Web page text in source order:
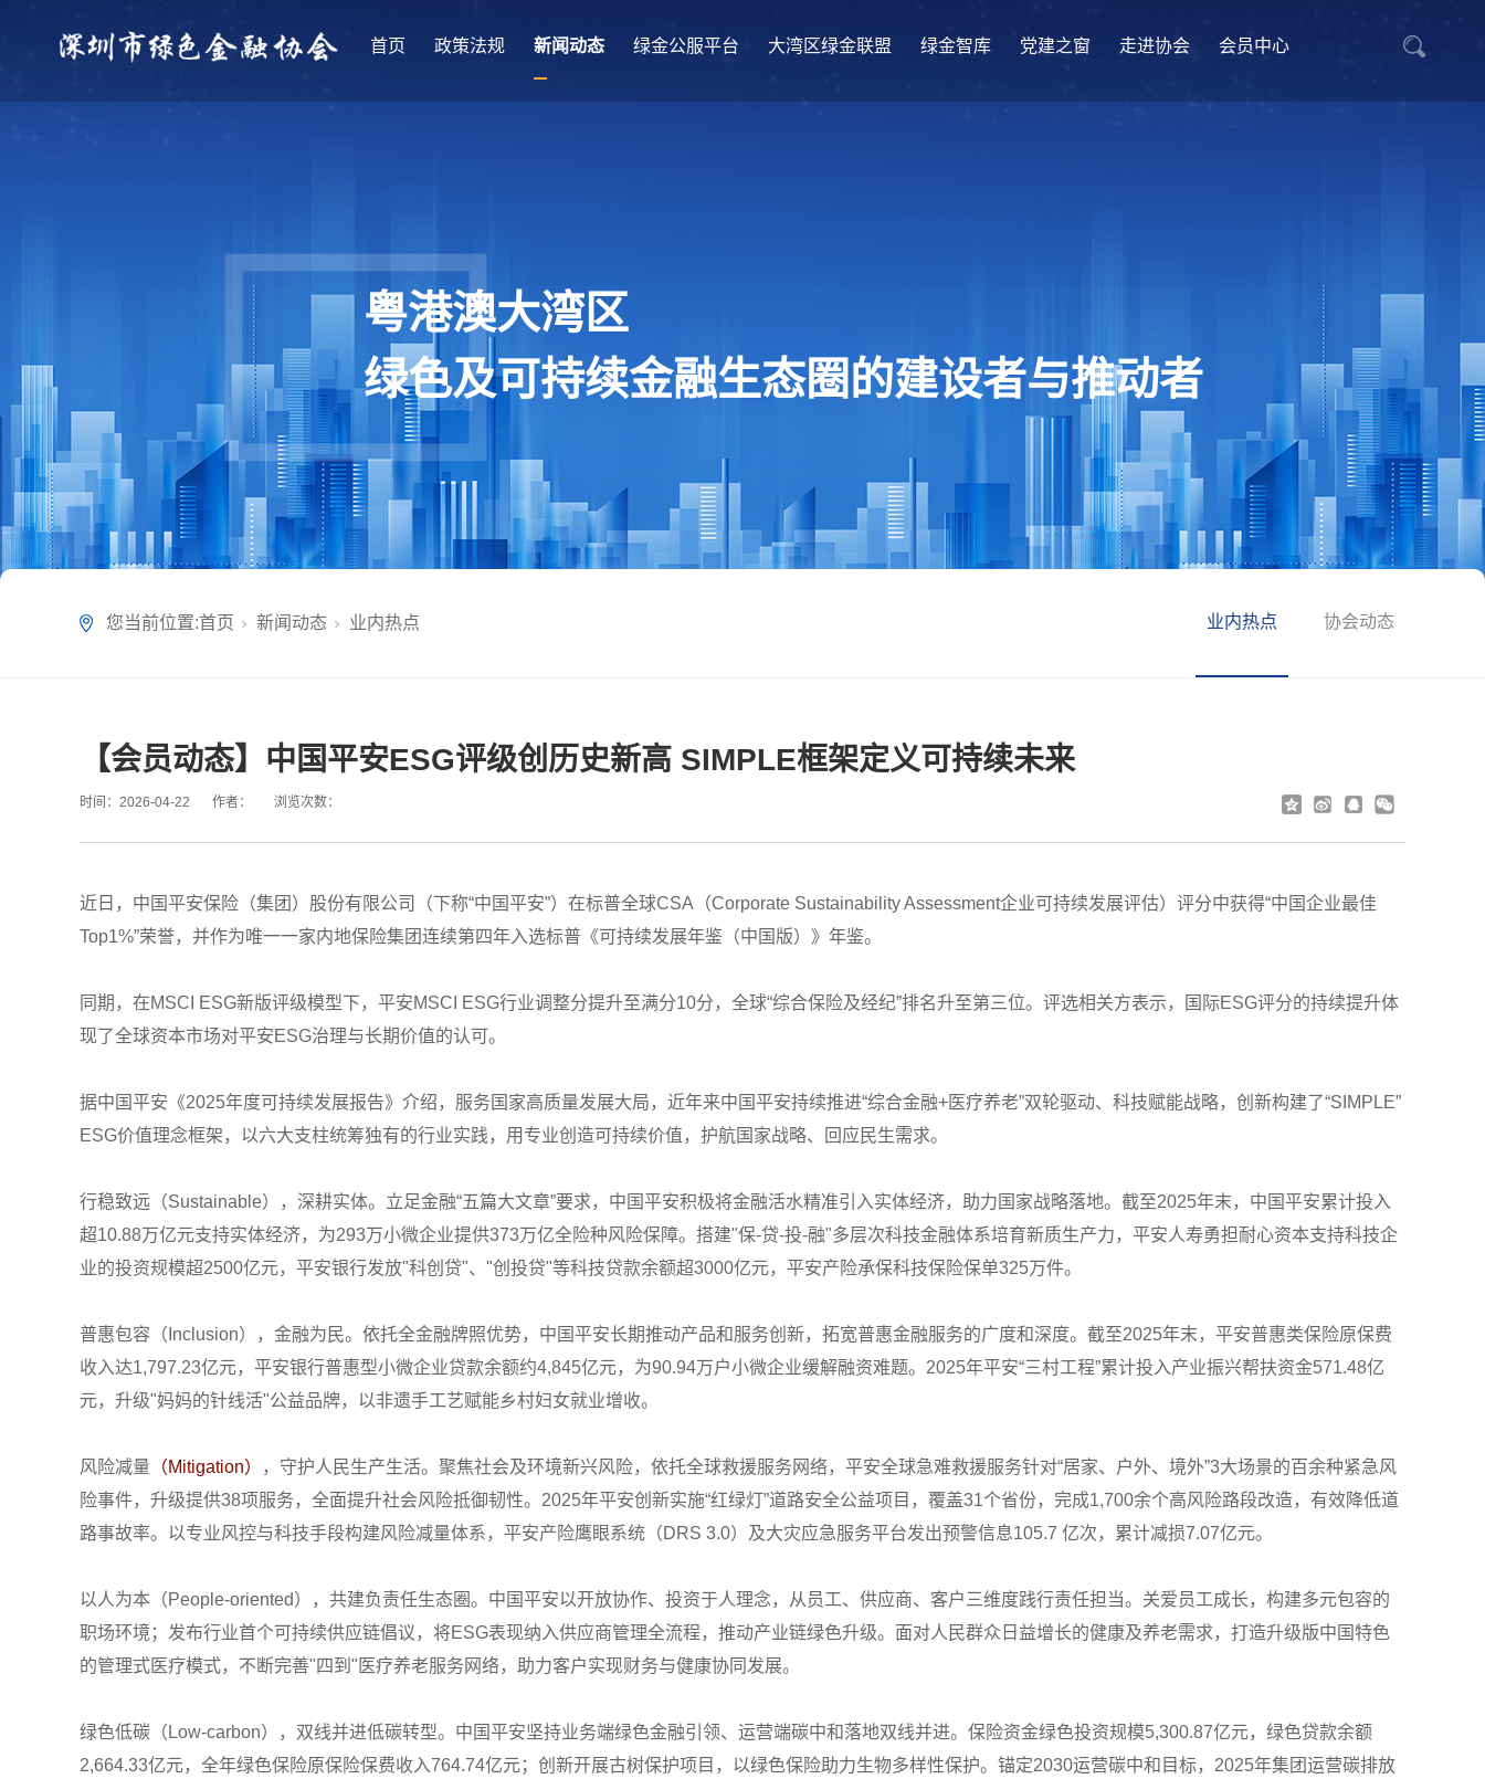
首页 政策法规 新闻动态 绿金公服平台 大湾区绿金联盟 绿金智库 党建之窗 走进协会 会员中心
粤港澳大湾区
绿色及可持续金融生态圈的建设者与推动者
您当前位置:首页 新闻动态 业内热点 业内热点 协会动态
【会员动态】中国平安ESG评级创历史新高 SIMPLE框架定义可持续未来
时间： 2026-04-22 作者： 浏览次数：
近日，中国平安保险（集团）股份有限公司（下称“中国平安”）在标普全球CSA（Corporate Sustainability Assessment企业可持续发展评估）评分中获得“中国企业最佳
Top1%”荣誉，并作为唯一一家内地保险集团连续第四年入选标普《可持续发展年鉴（中国版）》年鉴。
同期，在MSCI ESG新版评级模型下，平安MSCI ESG行业调整分提升至满分10分，全球“综合保险及经纪”排名升至第三位。评选相关方表示，国际ESG评分的持续提升体
现了全球资本市场对平安ESG治理与长期价值的认可。
据中国平安《2025年度可持续发展报告》介绍，服务国家高质量发展大局，近年来中国平安持续推进“综合金融+医疗养老”双轮驱动、科技赋能战略，创新构建了“SIMPLE”
ESG价值理念框架，以六大支柱统筹独有的行业实践，用专业创造可持续价值，护航国家战略、回应民生需求。
行稳致远（Sustainable），深耕实体。立足金融“五篇大文章”要求，中国平安积极将金融活水精准引入实体经济，助力国家战略落地。截至2025年末，中国平安累计投入
超10.88万亿元支持实体经济，为293万小微企业提供373万亿全险种风险保障。搭建"保-贷-投-融"多层次科技金融体系培育新质生产力，平安人寿勇担耐心资本支持科技企
业的投资规模超2500亿元，平安银行发放"科创贷"、"创投贷"等科技贷款余额超3000亿元，平安产险承保科技保险保单325万件。
普惠包容（Inclusion），金融为民。依托全金融牌照优势，中国平安长期推动产品和服务创新，拓宽普惠金融服务的广度和深度。截至2025年末，平安普惠类保险原保费
收入达1,797.23亿元，平安银行普惠型小微企业贷款余额约4,845亿元，为90.94万户小微企业缓解融资难题。2025年平安“三村工程”累计投入产业振兴帮扶资金571.48亿
元，升级"妈妈的针线活"公益品牌，以非遗手工艺赋能乡村妇女就业增收。
风险减量 （Mitigation）
，守护人民生产生活。聚焦社会及环境新兴风险，依托全球救援服务网络，平安全球急难救援服务针对“居家、户外、境外”3大场景的百余种紧急风
险事件，升级提供38项服务，全面提升社会风险抵御韧性。2025年平安创新实施“红绿灯”道路安全公益项目，覆盖31个省份，完成1,700余个高风险路段改造，有效降低道
路事故率。以专业风控与科技手段构建风险减量体系，平安产险鹰眼系统（DRS 3.0）及大灾应急服务平台发出预警信息105.7 亿次，累计减损7.07亿元。
以人为本（People-oriented），共建负责任生态圈。中国平安以开放协作、投资于人理念，从员工、供应商、客户三维度践行责任担当。关爱员工成长，构建多元包容的
职场环境；发布行业首个可持续供应链倡议，将ESG表现纳入供应商管理全流程，推动产业链绿色升级。面对人民群众日益增长的健康及养老需求，打造升级版中国特色
的管理式医疗模式，不断完善"四到"医疗养老服务网络，助力客户实现财务与健康协同发展。
绿色低碳（Low-carbon），双线并进低碳转型。中国平安坚持业务端绿色金融引领、运营端碳中和落地双线并进。保险资金绿色投资规模5,300.87亿元，绿色贷款余额
2,664.33亿元，全年绿色保险原保险保费收入764.74亿元；创新开展古树保护项目，以绿色保险助力生物多样性保护。锚定2030运营碳中和目标，2025年集团运营碳排放